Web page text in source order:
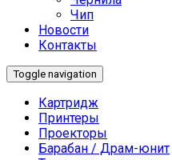
Чип
Новости
Контакты
Toggle navigation
Картридж
Принтеры
Проекторы
Барабан / Драм-юнит